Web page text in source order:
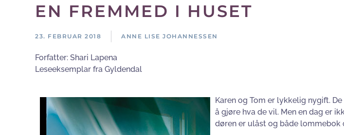
EN FREMMED I HUSET
23. FEBRUAR 2018 ANNE LISE JOHANNESSEN
Forfatter: Shari Lapena
Leseeksemplar fra Gyldendal
Karen og Tom er lykkelig nygift.
å gjøre hva de vil. Men en dag er
døren er ulåst og både lommebok